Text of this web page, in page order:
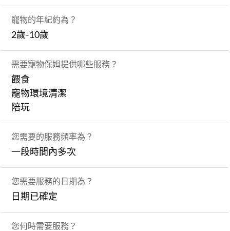
寵物的年紀約為？
2歲-10歲
需要寵物保姆提供哪些服務？
餵食
寵物環境清潔
陪玩
您需要的服務頻率為？
一段時間內多次
您需要服務的日期為？
日期已確定
您何時需要服務？